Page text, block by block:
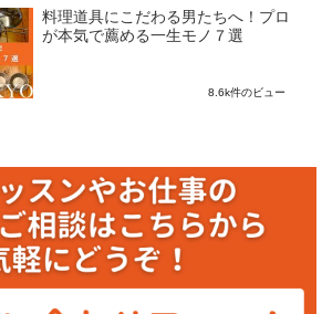
料理道具にこだわる男たちへ！プロ
が本気で薦める一生モノ７選
8.6k件のビュー